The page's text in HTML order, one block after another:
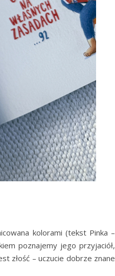
kolorami (tekst Pinka –
poznajemy jego przyjaciół,
złość – uczucie dobrze znane